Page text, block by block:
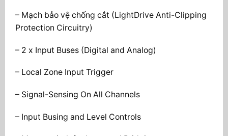
– Mạch bảo vệ chống cắt (LightDrive Anti-Clipping
Protection Circuitry)
– 2 x Input Buses (Digital and Analog)
– Local Zone Input Trigger
– Signal-Sensing On All Channels
– Input Busing and Level Controls